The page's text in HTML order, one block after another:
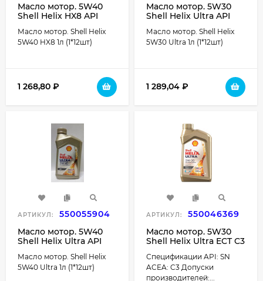
Масло мотор. 5W40
Shell Helix HX8 API
пластик (1 л.) 1*12 шт.
Масло мотор. Shell Helix
5W40 HX8 1л (1*12шт)
1 268,80 ₽
Масло мотор. 5W30
Shell Helix Ultra API
пластик (1 л.) 1*12 шт.
Масло мотор. Shell Helix
5W30 Ultra 1л (1*12шт)
1 289,04 ₽
АРТИКУЛ:
550055904
Масло мотор. 5W40
Shell Helix Ultra API
пластик (1 л.) 1*12 шт.
Масло мотор. Shell Helix
5W40 Ultra 1л (1*12шт)
АРТИКУЛ:
550046369
Масло мотор. 5W30
Shell Helix Ultra ECT C3
пластик (1 л.) 1*12 шт.
Спецификации API: SN
ACEA: C3 Допуски
производителей:...